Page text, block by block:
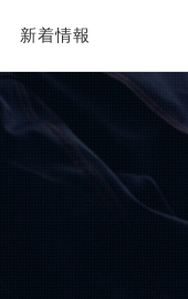
新着情報